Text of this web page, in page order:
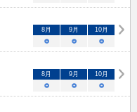
8 月 9 月 10月
○ ○ ○
8 月 9 月 10月
○ ○ ○